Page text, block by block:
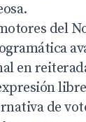
del
en
de